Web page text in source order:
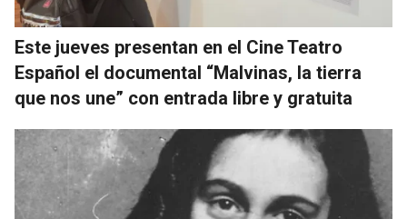
Este jueves presentan en el Cine Teatro
Español el documental “Malvinas, la tierra
que nos une” con entrada libre y gratuita